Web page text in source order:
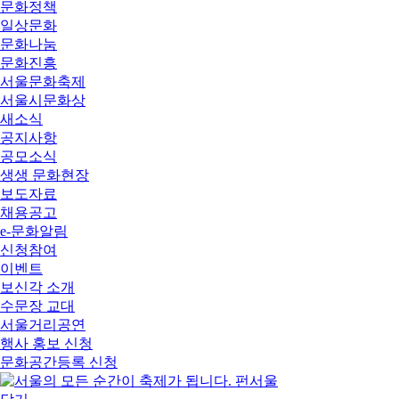
문화정책
일상문화
문화나눔
문화진흥
서울문화축제
서울시문화상
새소식
공지사항
공모소식
생생 문화현장
보도자료
채용공고
e-문화알림
신청참여
이벤트
보신각 소개
수문장 교대
서울거리공연
행사 홍보 신청
문화공간등록 신청